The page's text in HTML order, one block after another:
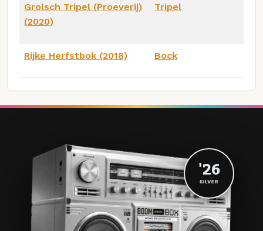
Grolsch Tripel (Proeverij)
(2020)
Tripel
Rijke Herfstbok (2018) Bock
'26
SILVER